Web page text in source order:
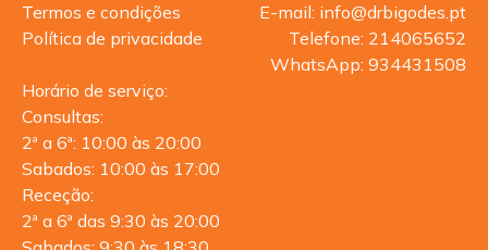
Termos e condições
Política de privacidade
E-mail: info@drbigodes.pt
Telefone: 214065652
WhatsApp: 934431508
Horário de serviço:
Consultas:
2ª a 6ª: 10:00 às 20:00
Sabados: 10:00 às 17:00
Receção:
2ª a 6ª das 9:30 às 20:00